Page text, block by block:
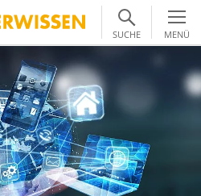
SUCHE MENÜ